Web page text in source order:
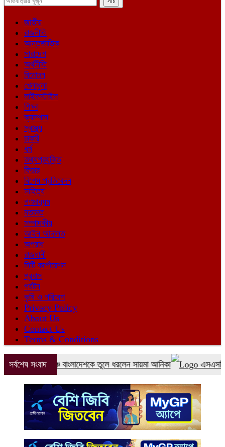
জাতীয়
রাজনীতি
আন্তর্জাতিক
সারাদেশ
অর্থনীতি
বিনোদন
খেলাধুলা
লাইফস্টাইল
শিক্ষা
ক্যাম্পাস
স্বাস্থ্য
চাকরি
ধর্ম
তথ্যপ্রযুক্তি
ফিচার
বিশেষ প্রতিবেদন
সাহিত্য
গণমাধ্যম
মতামত
সম্পাদকীয়
আইন আদালত
অপরাধ
রাজধানী
সিটি কর্পোরেশন
প্রবাস
পর্যটন
কৃষি ও পরিবেশ
Privacy Policy
About Us
Contact Us
Terms & Conditions
সর্বশেষ সংবাদ
বিশ্বমঞ্চে বাংলাদেশকে তুলে ধরলেন সায়মা আনিকা এসএসসির ফল